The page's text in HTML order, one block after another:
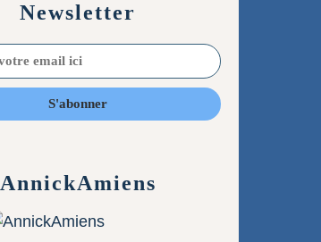
Newsletter
AnnickAmiens